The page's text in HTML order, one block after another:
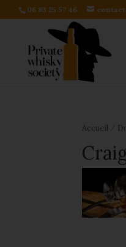
06 83 25 57 46
Accueil